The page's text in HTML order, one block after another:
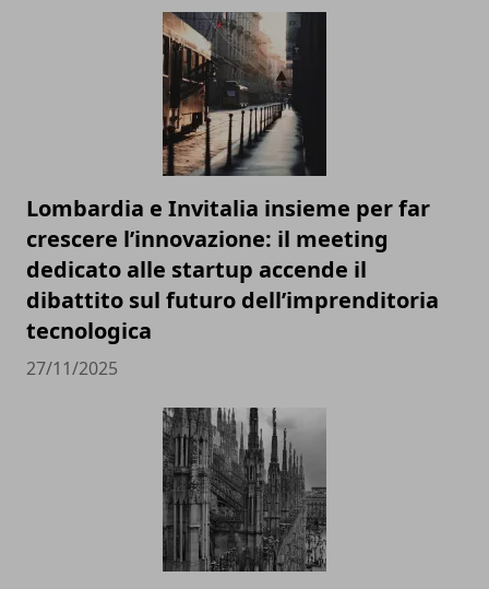
Lombardia e Invitalia insieme per far
crescere l’innovazione: il meeting
dedicato alle startup accende il
dibattito sul futuro dell’imprenditoria
tecnologica
27/11/2025